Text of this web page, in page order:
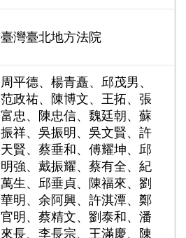
臺灣臺北地方法院
周平德、楊青矗、邱茂男、
范政祐、陳博文、王拓、張
富忠、陳忠信、魏廷朝、蘇
振祥、吳振明、吳文賢、許
天賢、蔡垂和、傅耀坤、邱
明強、戴振耀、蔡有全、紀
萬生、邱垂貞、陳福來、劉
華明、余阿興、許淇潭、鄭
官明、蔡精文、劉泰和、潘
來長、李長宗、王滿慶、陳